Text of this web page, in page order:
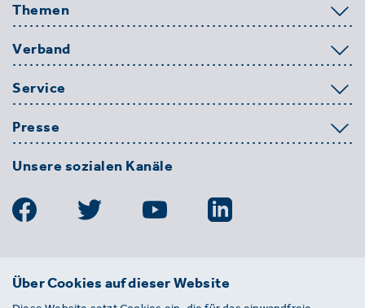
Themen
Verband
Service
Presse
Unsere sozialen Kanäle
BDE
Über Cookies auf dieser Website